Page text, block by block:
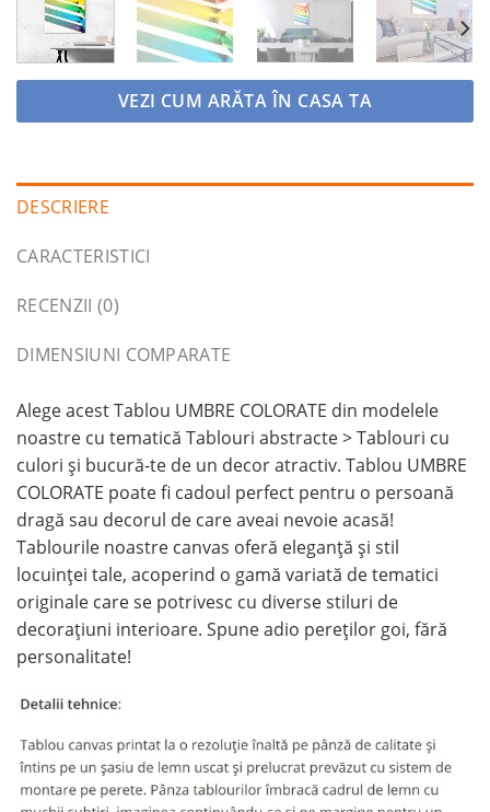
VEZI CUM ARĂTA ÎN CASA TA
DESCRIERE
CARACTERISTICI
RECENZII (0)
DIMENSIUNI COMPARATE
Alege acest Tablou UMBRE COLORATE din modelele
noastre cu tematică Tablouri abstracte > Tablouri cu
culori și bucură-te de un decor atractiv. Tablou UMBRE
COLORATE poate fi cadoul perfect pentru o persoană
dragă sau decorul de care aveai nevoie acasă!
Tablourile noastre canvas oferă eleganță și stil
locuinței tale, acoperind o gamă variată de tematici
originale care se potrivesc cu diverse stiluri de
decorațiuni interioare. Spune adio pereților goi, fără
personalitate!